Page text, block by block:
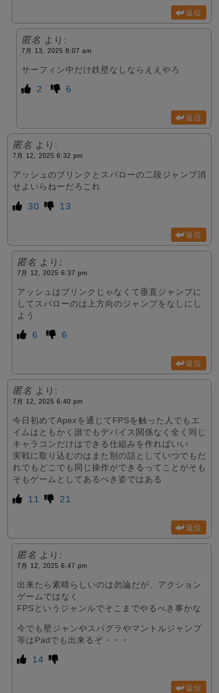
返信
匿名 より:
7月 13, 2025 8:07 am
サーフィン中だけ鉄壁なしならええやろ
2 6
返信
匿名 より:
7月 12, 2025 6:32 pm
アッシュのブリンクとスパローの二段ジャンプ消
せよいらねーだろこれ
30 13
返信
匿名 より:
7月 12, 2025 6:37 pm
アッシュはブリンクじゃなくて垂直ジャンプに
してスパローのは上方向のジャンプをなしにし
よう
6 6
返信
匿名 より:
7月 12, 2025 6:40 pm
今日初めてApexを通じてFPSを触った人でもエ
イムはともかく誰でもデバイス関係なく全く同じ
キャラコンだけはできる仕組みを作ればいい
実戦に取り込むのはまた別の話としていつでもだ
れでもどこでも同じ操作ができるってことがそも
そもゲームとしてあるべき姿ではある
11 21
返信
匿名 より:
7月 12, 2025 6:47 pm
出来たら素晴らしいのは勿論だが、アクション
ゲームではなく
FPSというジャンルでそこまでやるべき事かな
今でも壁ジャンやスパグラやマントルジャンプ
等はPadでも出来るぞ・・・
14
返信